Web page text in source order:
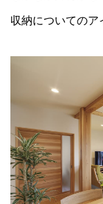
収納についてのア